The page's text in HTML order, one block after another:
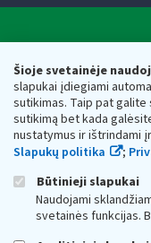
Šioje svetainėje
slapukai įdiegiami
sutikimas. Taip pat galite
sutikimą bet kada
nustatymus ir ištrindami
Slapukų politika
;
Būtinieji slapukai
Naudojami
svetainės funkcijas.
Respublikos
Biudžetinė įstaiga.
adresas: Vasario 16-
vmi@vmi.lt, E.
Duomenys apie
Respublikos finansų